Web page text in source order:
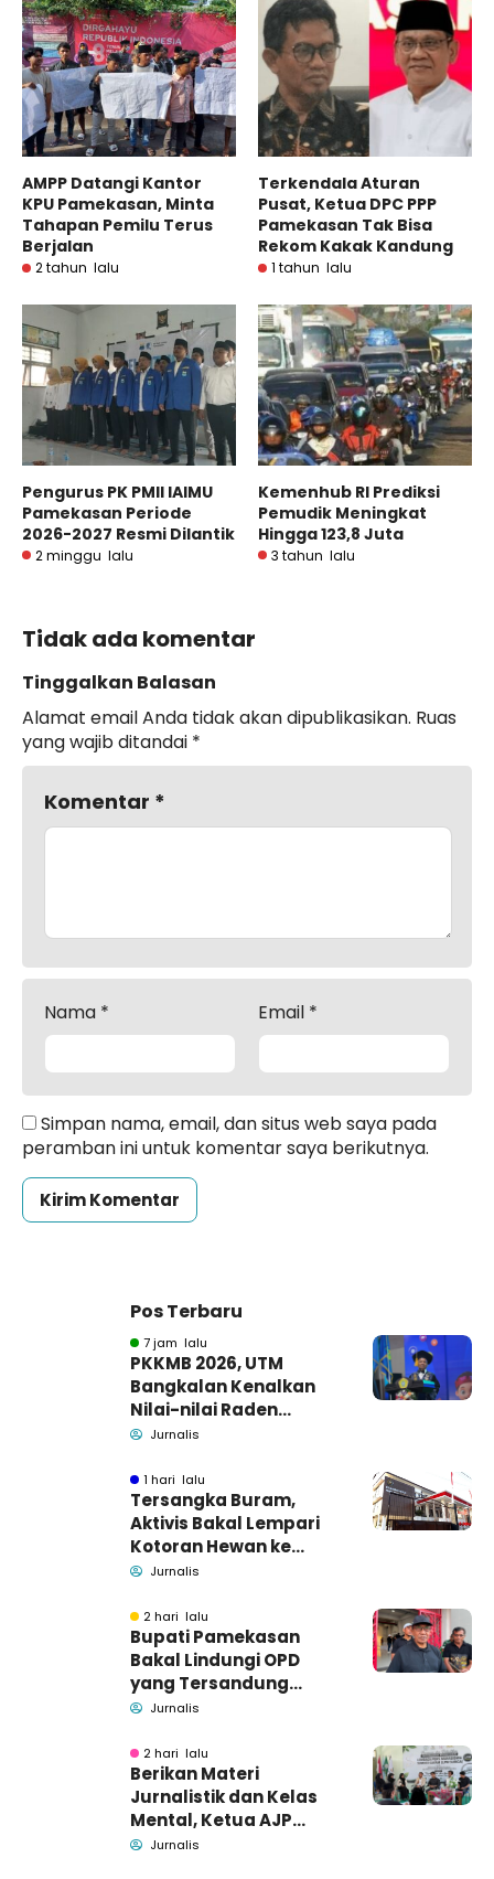
AMPP Datangi Kantor
KPU Pamekasan, Minta
Tahapan Pemilu Terus
Berjalan
2 tahun lalu
Terkendala Aturan
Pusat, Ketua DPC PPP
Pamekasan Tak Bisa
Rekom Kakak Kandung
1 tahun lalu
Pengurus PK PMII IAIMU
Pamekasan Periode
2026-2027 Resmi Dilantik
2 minggu lalu
Kemenhub RI Prediksi
Pemudik Meningkat
Hingga 123,8 Juta
3 tahun lalu
Tidak ada komentar
Tinggalkan Balasan
Alamat email Anda tidak akan dipublikasikan. Ruas
yang wajib ditandai *
Komentar *
Nama * Email *
Simpan nama, email, dan situs web saya pada
peramban ini untuk komentar saya berikutnya.
Pos Terbaru
7 jam lalu
PKKMB 2026, UTM
Bangkalan Kenalkan
Nilai-nilai Raden
Trunojoyo dan Siapkan
Nasional
Jurnalis
1 hari lalu
Tersangka Buram,
Aktivis Bakal Lempari
Kotoran Hewan ke
Kantor Kejari
Jurnalis
2 hari lalu
Bupati Pamekasan
Bakal Lindungi OPD
yang Tersandung
Dugaan Korupsi
Jurnalis
2 hari lalu
Berikan Materi
Jurnalistik dan Kelas
Mental, Ketua AJP
Bakar Semangat LPM
Jurnalis